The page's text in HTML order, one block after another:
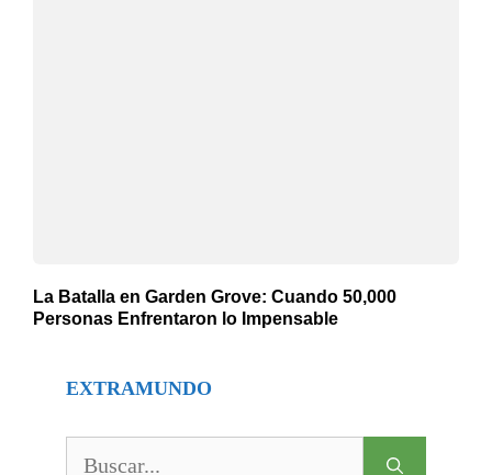
La Batalla en Garden Grove: Cuando 50,000
Personas Enfrentaron lo Impensable
EXTRAMUNDO